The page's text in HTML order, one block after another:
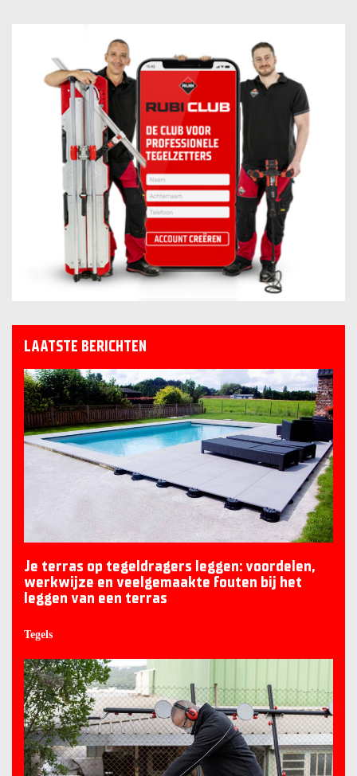
LAATSTE BERICHTEN
Je terras op tegeldragers leggen: voordelen,
werkwijze en veelgemaakte fouten bij het
leggen van een terras
Tegels